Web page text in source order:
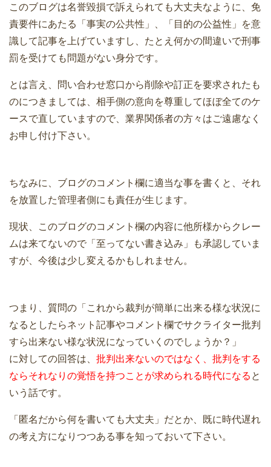
このブログは名誉毀損で訴えられても大丈夫なように、免
責要件にあたる「事実の公共性」、「目的の公益性」を意
識して記事を上げていますし、たとえ何かの間違いで刑事
罰を受けても問題がない身分です。
とは言え、問い合わせ窓口から削除や訂正を要求されたも
のにつきましては、相手側の意向を尊重してほぼ全てのケ
ースで直していますので、業界関係者の方々はご遠慮なく
お申し付け下さい。
ちなみに、ブログのコメント欄に適当な事を書くと、それ
を放置した管理者側にも責任が生じます。
現状、このブログのコメント欄の内容に他所様からクレー
ムは来てないので「至ってない書き込み」も承認していま
すが、今後は少し変えるかもしれません。
つまり、質問の「これから裁判が簡単に出来る様な状況に
なるとしたらネット記事やコメント欄でサクライター批判
すら出来ない様な状況になっていくのでしょうか？」
に対しての回答は、 批判出来ないのではなく、批判をする
ならそれなりの覚悟を持つことが求められる時代になる と
いう話です。
「匿名だから何を書いても大丈夫」だとか、既に時代遅れ
の考え方になりつつある事を知っておいて下さい。